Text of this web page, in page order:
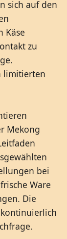
sich auf den
Käse
zu
limitierten
Mekong
bei
Ware
Die